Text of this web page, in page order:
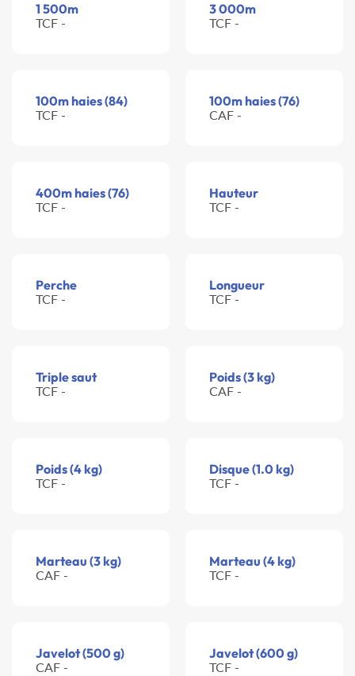
1 500m
TCF -
3 000m
TCF -
100m haies (84)
TCF -
100m haies (76)
CAF -
400m haies (76)
TCF -
Hauteur
TCF -
Perche
TCF -
Longueur
TCF -
Triple saut
TCF -
Poids (3 kg)
CAF -
Poids (4 kg)
TCF -
Disque (1.0 kg)
TCF -
Marteau (3 kg)
CAF -
Marteau (4 kg)
TCF -
Javelot (500 g)
CAF -
Javelot (600 g)
TCF -